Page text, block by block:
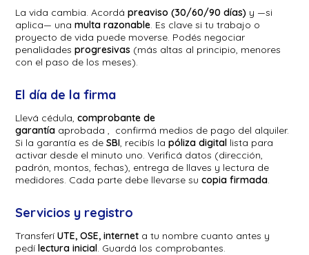
La vida cambia. Acordápreaviso (30/60/90 días) y —si
aplica— unamulta razonable . Es clave si tu trabajo o
proyecto de vida puede moverse. Podés negociar
penalidadesprogresivas (más altas al principio, menores
con el paso de los meses).
El día de la firma
Llevá cédula,comprobante de
garantía aprobada , confirmá medios de pago del alquiler.
Si la garantía es deSBI , recibís lapóliza digital lista para
activar desde el minuto uno. Verificá datos (dirección,
padrón, montos, fechas), entrega de llaves y lectura de
medidores. Cada parte debe llevarse sucopia firmada
Servicios y registro
TransferíUTE, OSE, internet a tu nombre cuanto antes y
pedílectura inicial . Guardá los comprobantes.